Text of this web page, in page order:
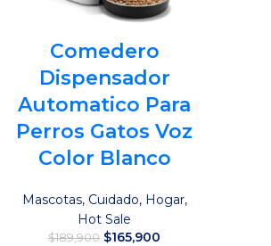
Comedero
Dispensador
Automatico Para
Perros Gatos Voz
Color Blanco
Mascotas, Cuidado, Hogar,
Hot Sale
$189,900 El
$165,900